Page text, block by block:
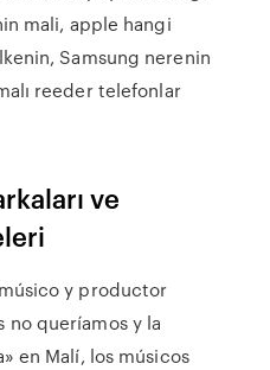
mali, apple hangi
Samsung nerenin
reeder telefonlar
ve
y productor
no queríamos y la
en Malí, los músicos